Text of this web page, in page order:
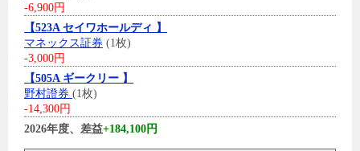
-6,900円
【523A セイワホールディ 】
マネックス証券 (1枚)
-3,000円
【505A ギークリー 】
野村證券 (1枚)
-14,300円
2026年度、差益+184,100円